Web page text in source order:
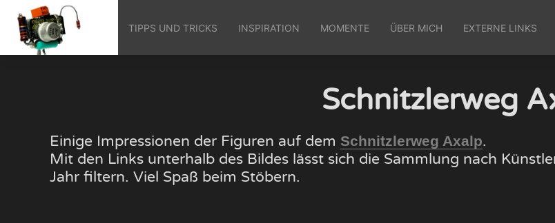
TIPPS UND TRICKS INSPIRATION MOMENTE ÜBER MICH EXTERNE LINKS
Schnitzlerweg
Einige Impressionen der Figuren auf dem Schnitzlerweg Axalp.
Mit den Links unterhalb des Bildes lässt sich die Sammlung nach
Jahr filtern. Viel Spaß beim Stöbern.